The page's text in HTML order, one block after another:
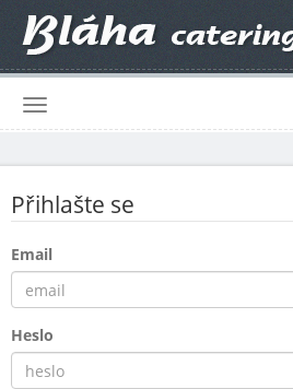
Přihlašte se
Email
Heslo